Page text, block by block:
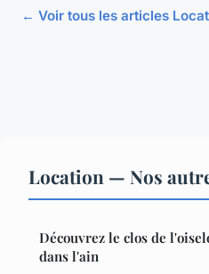
← Voir tous les articles
Location — Nos
Découvrez le clos de
dans l'ain